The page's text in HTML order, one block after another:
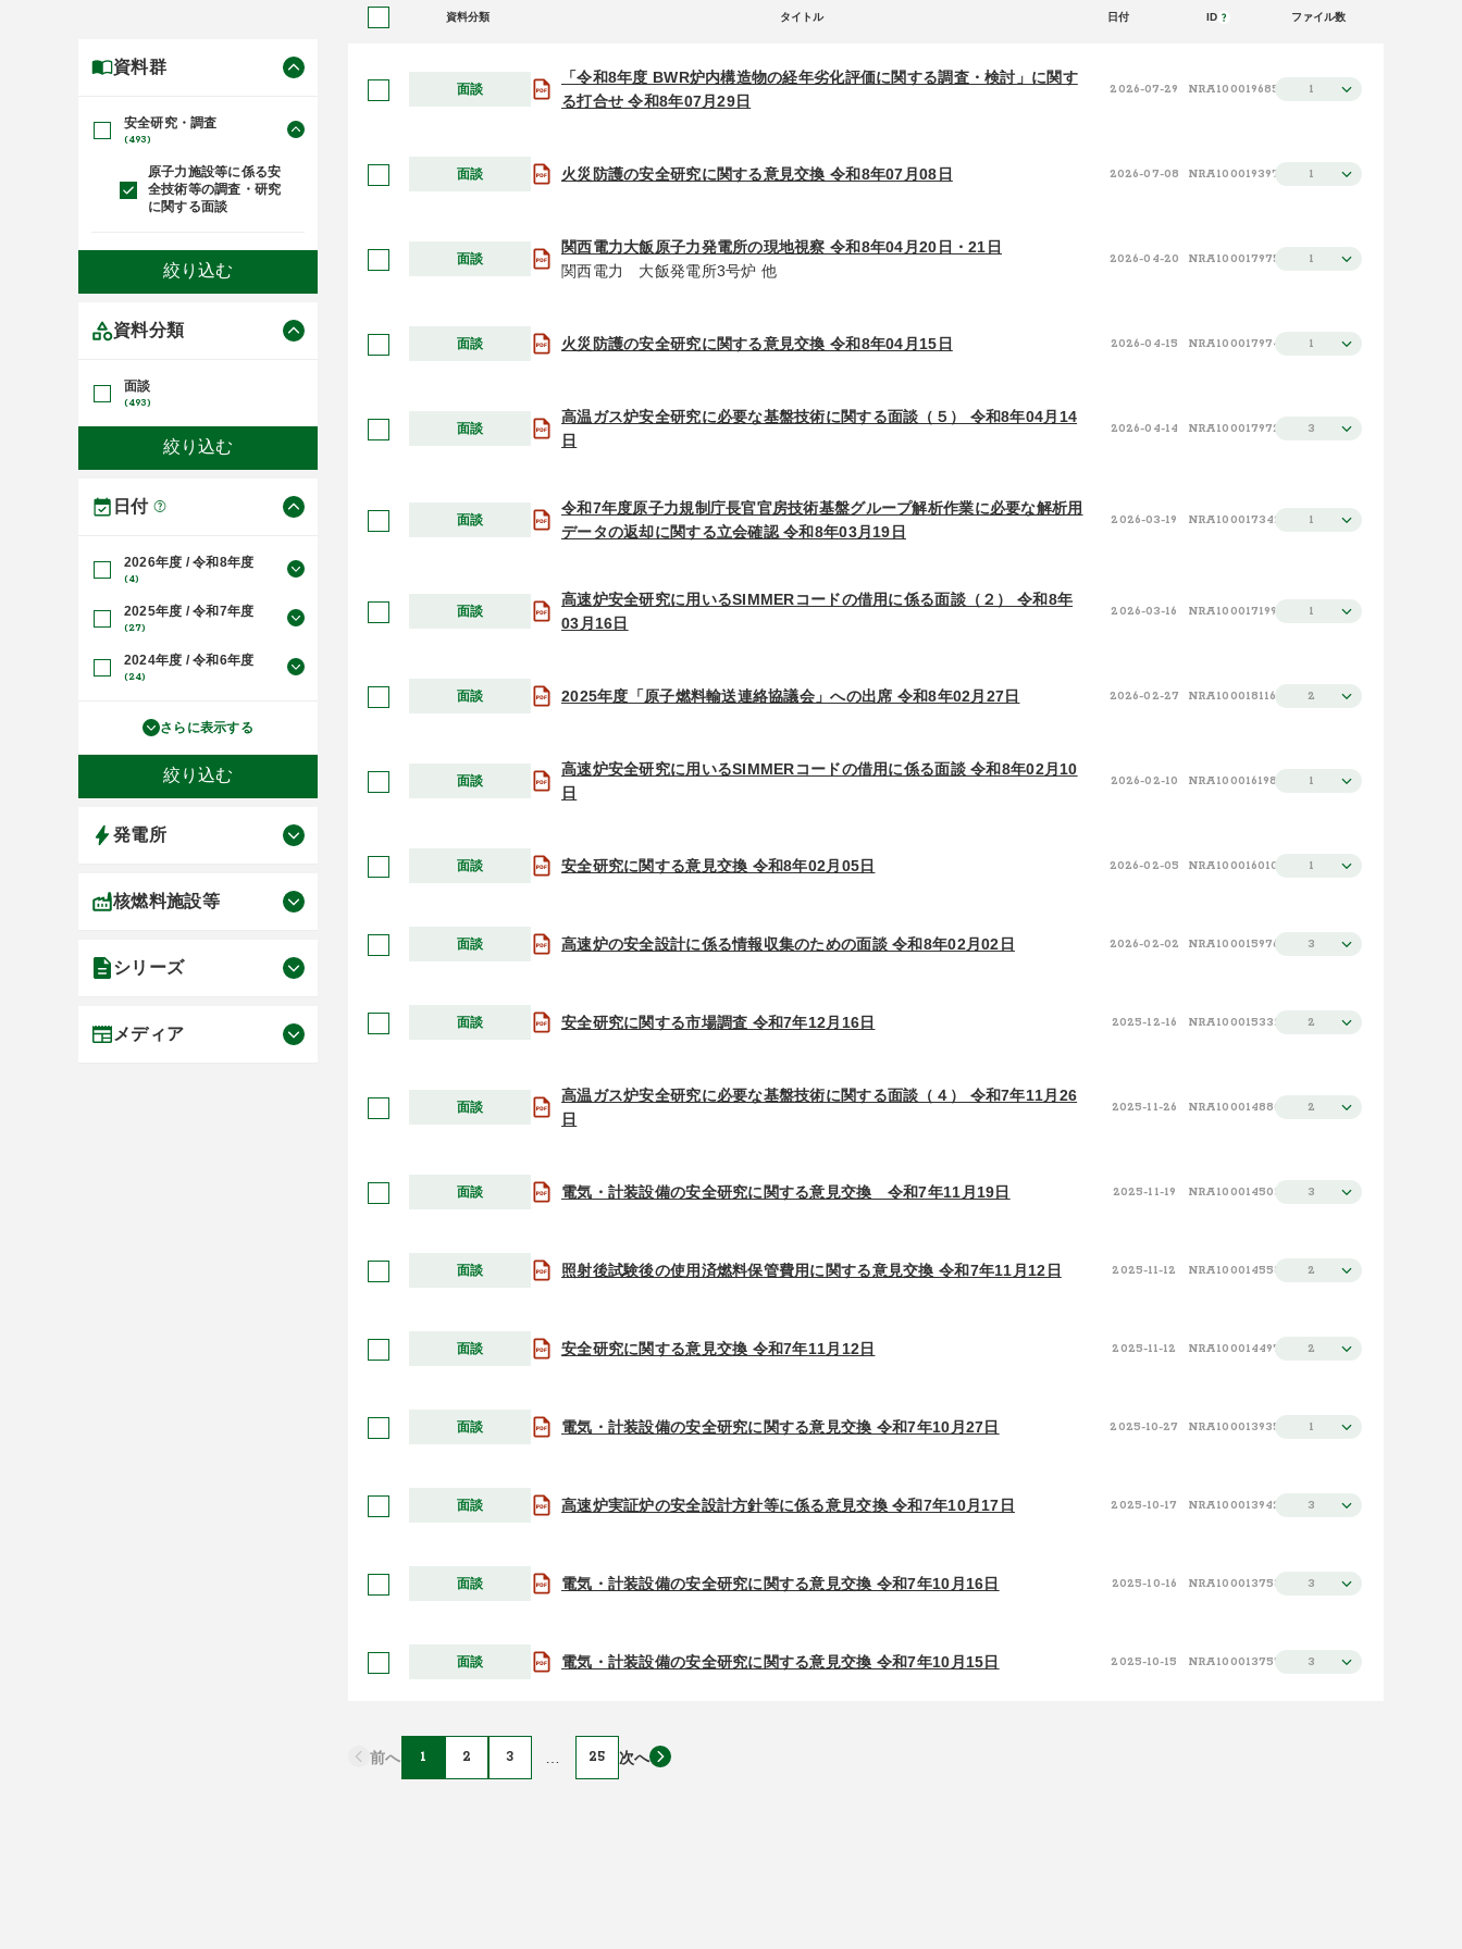
資料群
安全研究・調査
(493)
原子力施設等に係る安
全技術等の調査・研究
に関する面談
資料分類
面談
(493)
日付
2026年度 / 令和8年度
(4)
2025年度 / 令和7年度
(27)
2024年度 / 令和6年度
(24)
さらに表示する
発電所
核燃料施設等
シリーズ
メディア
日付（新しい順） 50件
資料分類 タイトル 日付 ID ファイル数
面談
「令和8年度 BWR炉内構造物の経年劣化評価に関する調査・検討」に関す
る打合せ 令和8年07月29日
2026-07-29 NRA100019685 1
面談 火災防護の安全研究に関する意見交換 令和8年07月08日 2026-07-08 NRA100019397 1
面談
関西電力大飯原子力発電所の現地視察 令和8年04月20日・21日
関西電力 大飯発電所3号炉 他
2026-04-20 NRA100017975 1
面談 火災防護の安全研究に関する意見交換 令和8年04月15日 2026-04-15 NRA100017974 1
面談
高温ガス炉安全研究に必要な基盤技術に関する面談（５） 令和8年04月14
日
2026-04-14 NRA100017972 3
面談
令和7年度原子力規制庁長官官房技術基盤グループ解析作業に必要な解析用
データの返却に関する立会確認 令和8年03月19日
2026-03-19 NRA100017342 1
面談
高速炉安全研究に用いるSIMMERコードの借用に係る面談（２） 令和8年
03月16日
2026-03-16 NRA100017199 1
面談 2025年度「原子燃料輸送連絡協議会」への出席 令和8年02月27日 2026-02-27 NRA100018116 2
面談
高速炉安全研究に用いるSIMMERコードの借用に係る面談 令和8年02月10
日
2026-02-10 NRA100016198 1
面談 安全研究に関する意見交換 令和8年02月05日 2026-02-05 NRA100016010 1
面談 高速炉の安全設計に係る情報収集のための面談 令和8年02月02日 2026-02-02 NRA100015976 3
面談 安全研究に関する市場調査 令和7年12月16日 2025-12-16 NRA100015332 2
面談
高温ガス炉安全研究に必要な基盤技術に関する面談（４） 令和7年11月26
日
2025-11-26 NRA100014880 2
面談 電気・計装設備の安全研究に関する意見交換 令和7年11月19日 2025-11-19 NRA100014503 3
面談 照射後試験後の使用済燃料保管費用に関する意見交換 令和7年11月12日 2025-11-12 NRA100014558 2
面談 安全研究に関する意見交換 令和7年11月12日 2025-11-12 NRA100014497 2
面談 電気・計装設備の安全研究に関する意見交換 令和7年10月27日 2025-10-27 NRA100013935 1
面談 高速炉実証炉の安全設計方針等に係る意見交換 令和7年10月17日 2025-10-17 NRA100013942 3
面談 電気・計装設備の安全研究に関する意見交換 令和7年10月16日 2025-10-16 NRA100013758 3
面談 電気・計装設備の安全研究に関する意見交換 令和7年10月15日 2025-10-15 NRA100013757 3
前へ 1 2 3 25 次へ